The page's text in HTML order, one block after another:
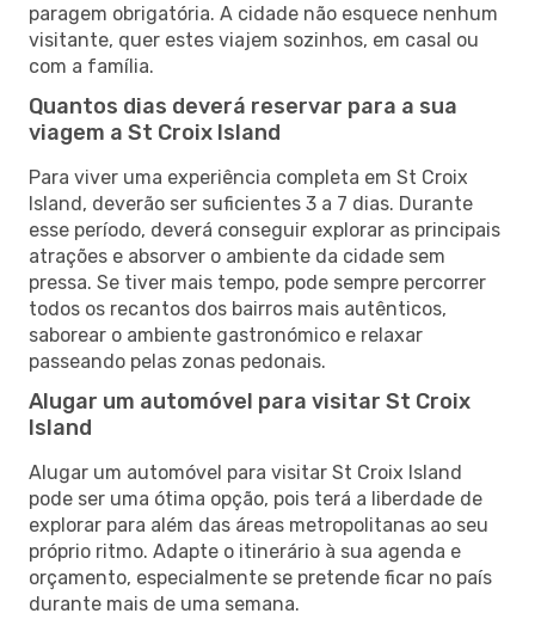
paragem obrigatória. A cidade não esquece nenhum
visitante, quer estes viajem sozinhos, em casal ou
com a família.
Quantos dias deverá reservar para a sua
viagem a St Croix Island
Para viver uma experiência completa em St Croix
Island, deverão ser suficientes 3 a 7 dias. Durante
esse período, deverá conseguir explorar as principais
atrações e absorver o ambiente da cidade sem
pressa. Se tiver mais tempo, pode sempre percorrer
todos os recantos dos bairros mais autênticos,
saborear o ambiente gastronómico e relaxar
passeando pelas zonas pedonais.
Alugar um automóvel para visitar St Croix
Island
Alugar um automóvel para visitar St Croix Island
pode ser uma ótima opção, pois terá a liberdade de
explorar para além das áreas metropolitanas ao seu
próprio ritmo. Adapte o itinerário à sua agenda e
orçamento, especialmente se pretende ficar no país
durante mais de uma semana.